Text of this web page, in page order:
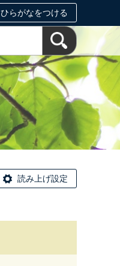
ひらがなをつける
読み上げ設定